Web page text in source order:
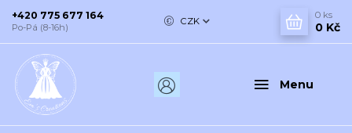
Menu
CZK
+420 775 677 164
Po-Pá (8-16h)
0 ks
0 Kč